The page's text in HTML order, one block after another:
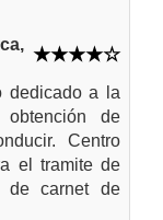
dedicado a la
obtención de
Centro
el tramite de
de carnet de